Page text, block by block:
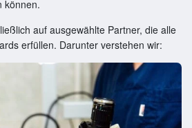
können.
auf ausgewählte Partner, die alle
erfüllen. Darunter verstehen wir: